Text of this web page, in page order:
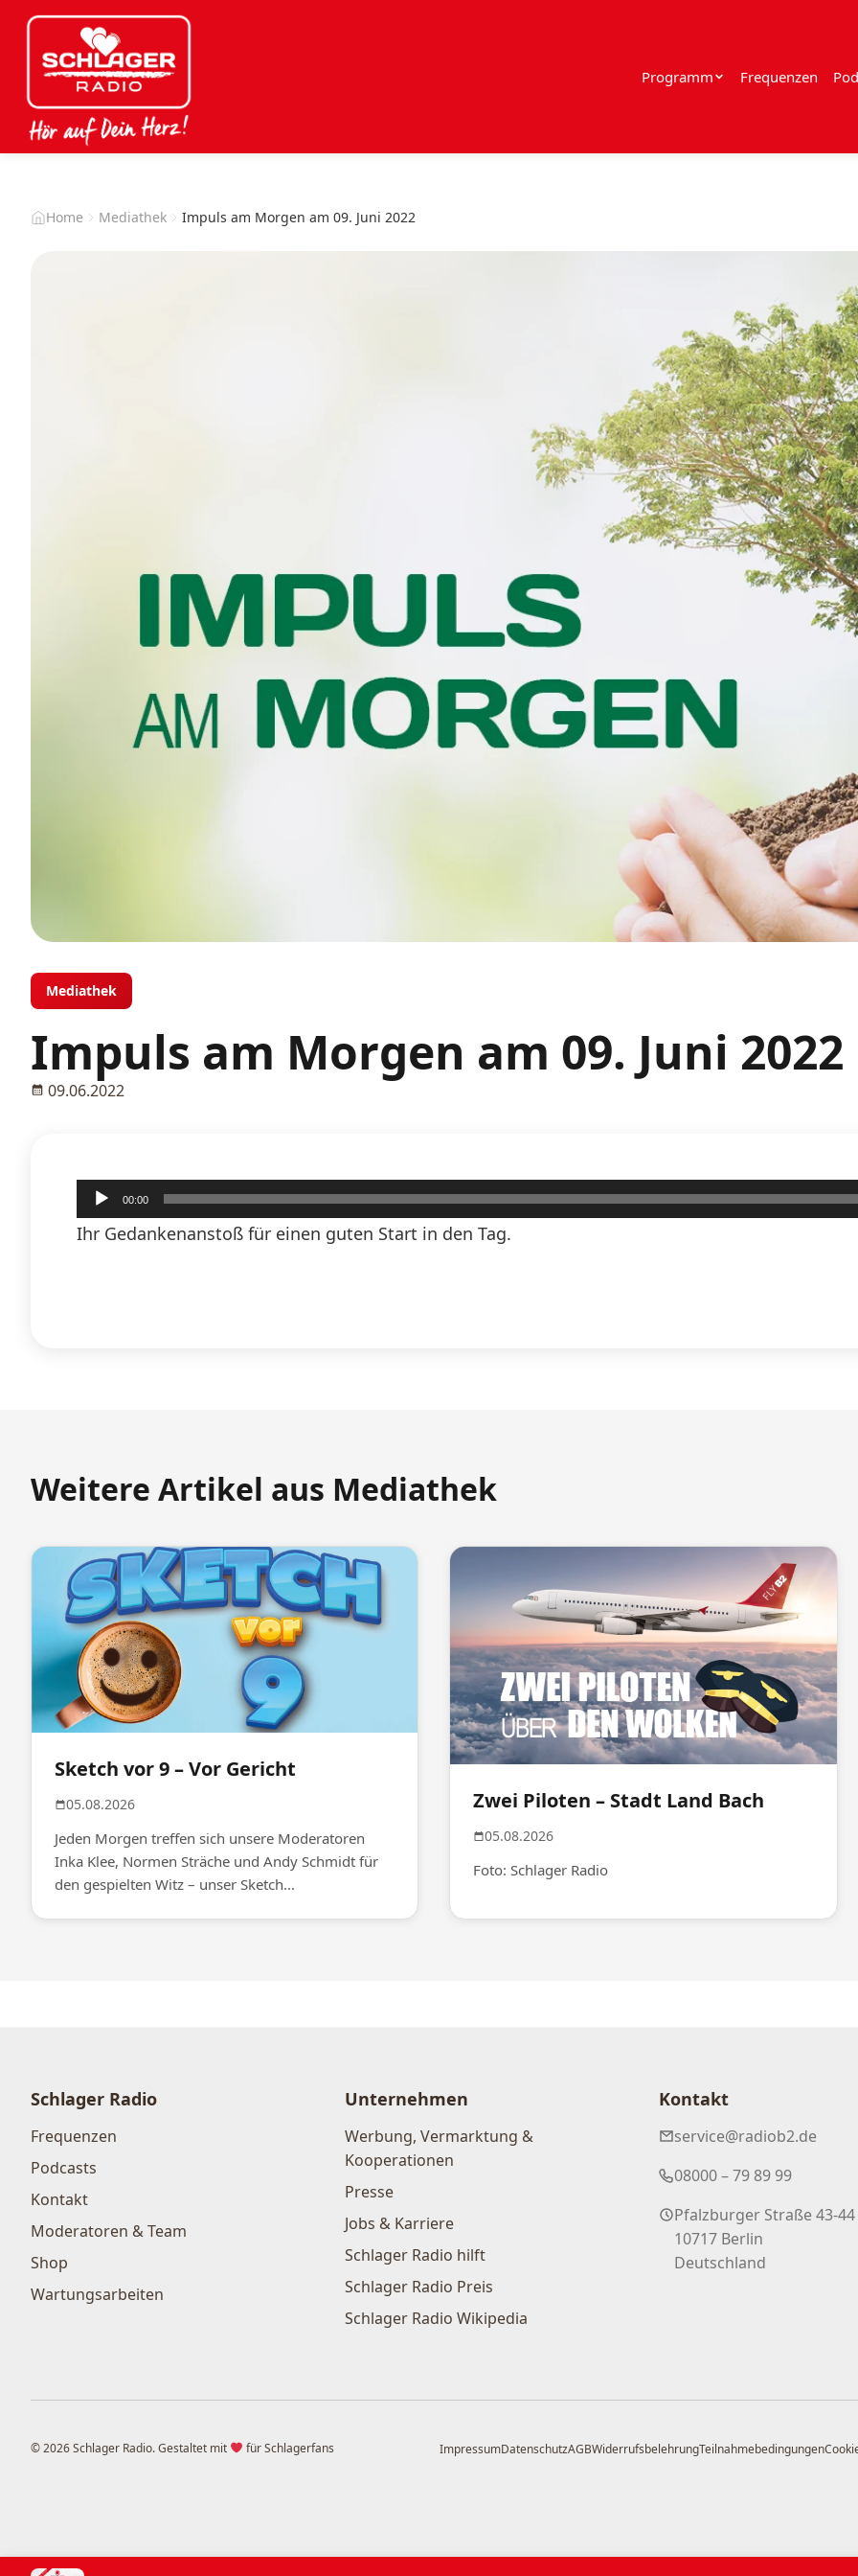
Programm Frequenzen
Home Mediathek Impuls am Morgen am 09. Juni 2022
Mediathek
Impuls am Morgen am 09. Juni 2022
09.06.2022
Audio-
Player
00:00
Ihr Gedankenanstoß für einen guten Start in den Tag.
Weitere Artikel aus Mediathek
Sketch vor 9 – Vor Gericht
05.08.2026
Jeden Morgen treffen sich unsere Moderatoren
Inka Klee, Normen Sträche und Andy Schmidt für
den gespielten Witz – unser Sketch...
Zwei Piloten – Stadt Land Bach
05.08.2026
Foto: Schlager Radio
Schlager Radio
Frequenzen
Podcasts
Kontakt
Moderatoren & Team
Shop
Wartungsarbeiten
Unternehmen
Werbung, Vermarktung &
Kooperationen
Presse
Jobs & Karriere
Schlager Radio hilft
Schlager Radio Preis
Schlager Radio Wikipedia
Kontakt
service@radiob2.de
08000 – 79 89 99
Pfalzburger Straße 43-44
10717 Berlin
Deutschland
© 2026 Schlager Radio. Gestaltet mit für Schlagerfans ImpressumDatenschutzAGBWiderrufsbelehrungTeilnahmebedingungen